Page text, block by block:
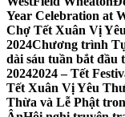
Year Celebration at
Chợ Tết Xuân Vị
2024Chương trình
dài sáu tuần bắt đầu
20242024 – Tết
Tết Xuân Vị Yêu
Thừa và Lễ Phật